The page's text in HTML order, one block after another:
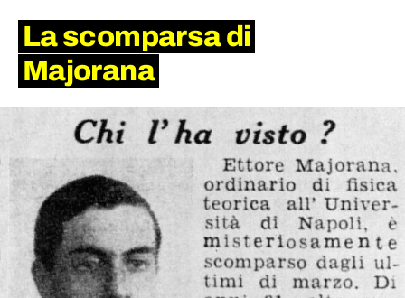
La scomparsa di
Majorana